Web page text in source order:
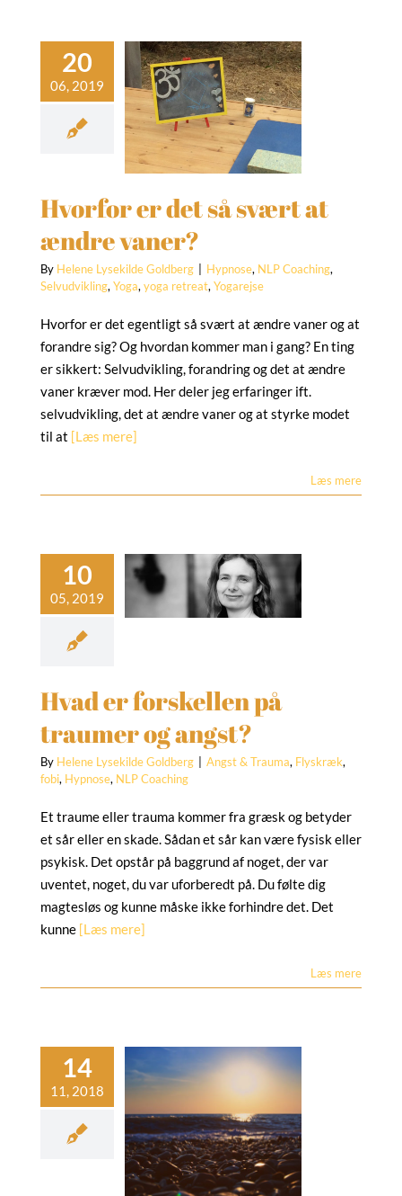
er det så
at ændre
Hvorfor er det så svært at
ændre vaner?
By Helene Lysekilde Goldberg Hypnose, NLP Coaching,
Selvudvikling, Yoga, yoga retreat, Yogarejse
Hvorfor er det egentligt så svært at ændre vaner og at
forandre sig? Og hvordan kommer man i gang? En ting
er sikkert: Selvudvikling, forandring og det at ændre
vaner kræver mod. Her deler jeg erfaringer ift.
selvudvikling, det at ændre vaner og at styrke modet
til at [Læs mere]
Læs mere
på
og
angst?
Flyskræk
Hvad er forskellen på
traumer og angst?
By Helene Lysekilde Goldberg Angst & Trauma, Flyskræk,
fobi, Hypnose, NLP Coaching
Et traume eller trauma kommer fra græsk og betyder
et sår eller en skade. Sådan et sår kan være fysisk eller
psykisk. Det opstår på baggrund af noget, der var
uventet, noget, du var uforberedt på. Du følte dig
magtesløs og kunne måske ikke forhindre det. Det
kunne [Læs mere]
Læs mere
kan
sig selv